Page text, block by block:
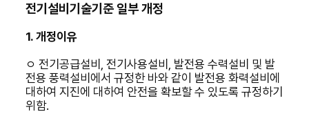
전기설비기술기준 일부 개정
1.개정이유
ㅇ전기공급설비 ,전기사용설비 , 발전용 수력설비 및 발
전용 풍력설비에서 규정한 바와 같이 발전용 화력설비에
대하여 지진에 대하여 안전을 확보할 수 있도록 규정하기
위함.